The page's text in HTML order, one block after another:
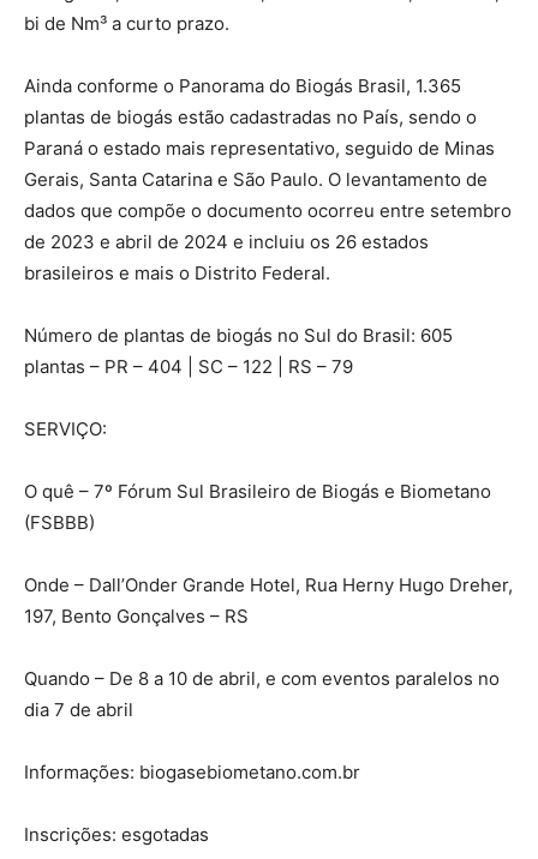
bi de Nm³ a curto prazo.
Ainda conforme o Panorama do Biogás Brasil, 1.365
plantas de biogás estão cadastradas no País, sendo o
Paraná o estado mais representativo, seguido de Minas
Gerais, Santa Catarina e São Paulo. O levantamento de
dados que compõe o documento ocorreu entre setembro
de 2023 e abril de 2024 e incluiu os 26 estados
brasileiros e mais o Distrito Federal.
Número de plantas de biogás no Sul do Brasil: 605
plantas – PR – 404 | SC – 122 | RS – 79
SERVIÇO:
O quê – 7º Fórum Sul Brasileiro de Biogás e Biometano
(FSBBB)
Onde – Dall’Onder Grande Hotel, Rua Herny Hugo Dreher,
197, Bento Gonçalves – RS
Quando – De 8 a 10 de abril, e com eventos paralelos no
dia 7 de abril
Informações: biogasebiometano.com.br
Inscrições: esgotadas